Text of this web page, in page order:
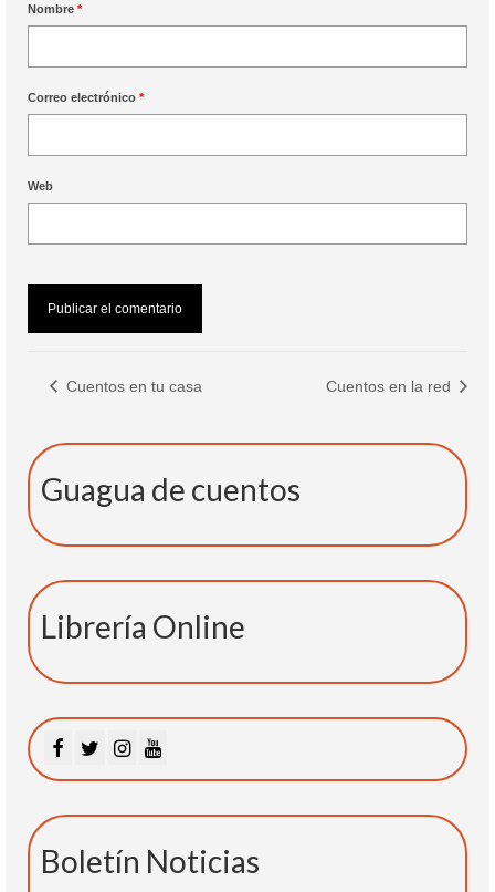
Nombre *
Correo electrónico *
Web
Cuentos en tu casa Cuentos en la red
Guagua de cuentos
Librería Online
Boletín Noticias